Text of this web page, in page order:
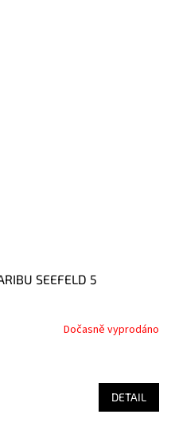
SEEFELD 5
Dočasně vyprodáno
DETAIL